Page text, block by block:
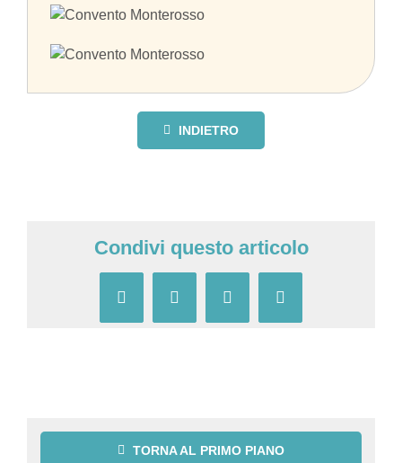
INDIETRO
Condivi questo articolo
Facebook
X PinterestEmail
TORNA AL PRIMO PIANO